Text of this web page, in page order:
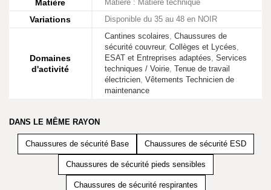
Matière Matière : Matière technique
Variations Disponible du 35 au 48 en NOIR
Domaines
d'activité
Cantines scolaires, Chaussures de
sécurité couvreur, Collèges et Lycées,
ESAT et Entreprises adaptées, Services
techniques / Voirie, Tenue de travail
électricien, Vêtements Technicien de
maintenance
DANS LE MÊME RAYON
Chaussures de sécurité Base Chaussures de sécurité ESD
Chaussures de sécurité pieds sensibles
Chaussures de sécurité respirantes